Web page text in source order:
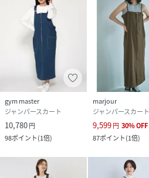
gym master
ジャンパースカート
10,780円
98ポイント(1倍)
marjour
ジャンパースカート
9,599円 30%OFF
87ポイント(1倍)